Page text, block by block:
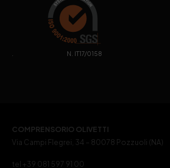
. N. IT17/0158
COMPRENSORIO OLIVETTI
Via Campi Flegrei, 34 – 80078 Pozzuoli (NA)
tel +39 081 597 91 00